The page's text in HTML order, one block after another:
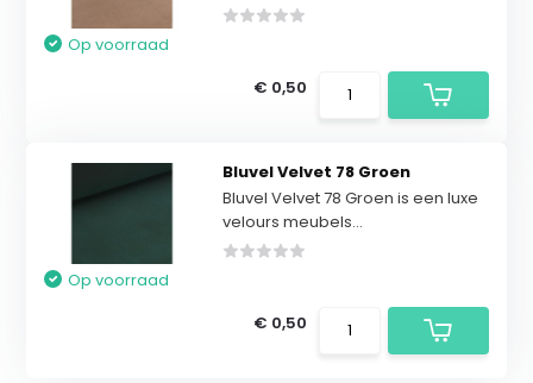
Op voorraad
€ 0,50
Bluvel Velvet 78 Groen
Bluvel Velvet 78 Groen is een luxe
velours meubels...
Op voorraad
€ 0,50